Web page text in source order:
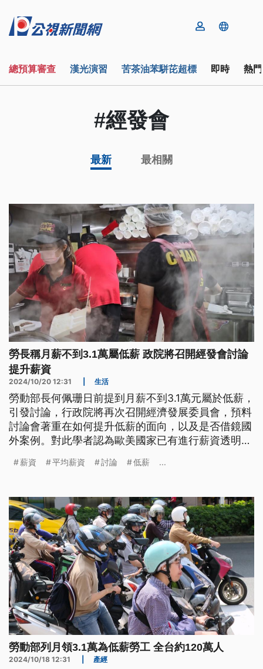
總預算審查 漢光演習 苦茶油苯駢芘超標 即時 熱
#經發會
最新 最相關
勞長稱月薪不到3.1萬屬低薪 政院將召開經發會討論
提升薪資
2024/10/20 12:31 生活
勞動部長何佩珊日前提到月薪不到3.1萬元屬於低薪，
引發討論，行政院將再次召開經濟發展委員會，預料
討論會著重在如何提升低薪的面向，以及是否借鏡國
外案例。對此學者認為歐美國家已有進行薪資透明化
薪資 平均薪資 討論 低薪 ...
勞動部列月領3.1萬為低薪勞工 全台約120萬人
2024/10/18 12:31 產經